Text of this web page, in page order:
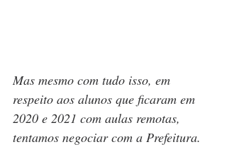
Mas mesmo com tudo isso, em
respeito aos alunos que ficaram em
2020 e 2021 com aulas remotas,
tentamos negociar com a Prefeitura.